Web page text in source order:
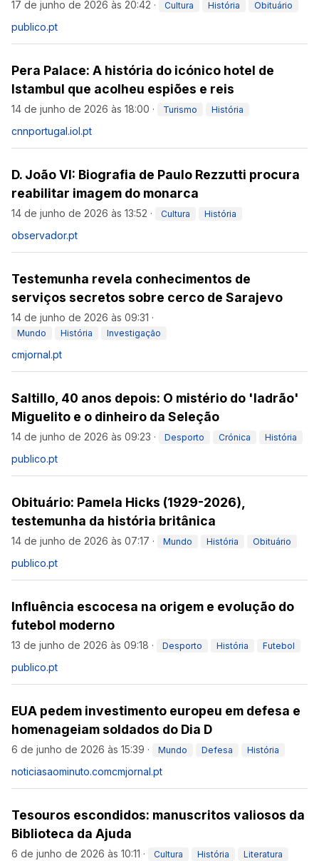
17 de junho de 2026 às 20:42 · Cultura História Obituário
publico.pt
Pera Palace: A história do icónico hotel de
Istambul que acolheu espiões e reis
14 de junho de 2026 às 18:00 · Turismo História
cnnportugal.iol.pt
D. João VI: Biografia de Paulo Rezzutti procura
reabilitar imagem do monarca
14 de junho de 2026 às 13:52 · Cultura História
observador.pt
Testemunha revela conhecimentos de
serviços secretos sobre cerco de Sarajevo
14 de junho de 2026 às 09:31 ·
Mundo História Investigação
cmjornal.pt
Saltillo, 40 anos depois: O mistério do 'ladrão'
Miguelito e o dinheiro da Seleção
14 de junho de 2026 às 09:23 · Desporto Crónica História
publico.pt
Obituário: Pamela Hicks (1929-2026),
testemunha da história britânica
14 de junho de 2026 às 07:17 · Mundo História Obituário
publico.pt
Influência escocesa na origem e evolução do
futebol moderno
13 de junho de 2026 às 09:18 · Desporto História Futebol
publico.pt
EUA pedem investimento europeu em defesa e
homenageiam soldados do Dia D
6 de junho de 2026 às 15:39 · Mundo Defesa História
noticiasaominuto.comcmjornal.pt
Tesouros escondidos: manuscritos valiosos da
Biblioteca da Ajuda
6 de junho de 2026 às 10:11 · Cultura História Literatura